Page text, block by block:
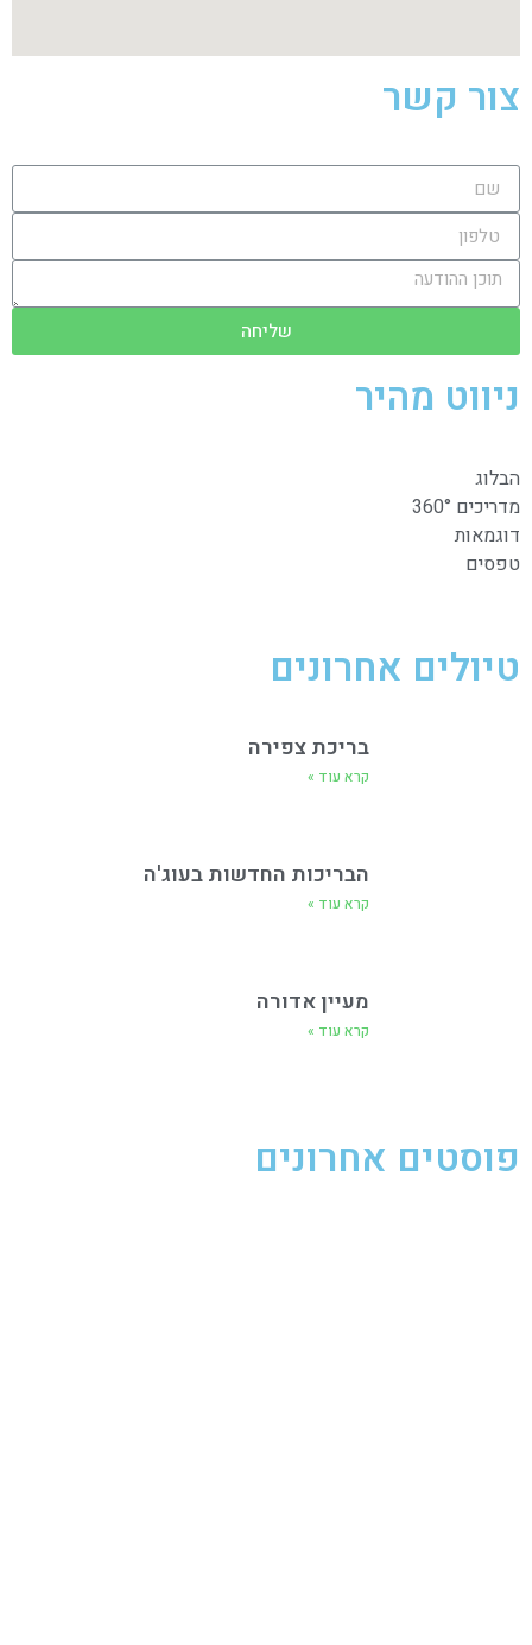
צור קשר
שליחה
ניווט מהיר
הבלוג
מדריכים 360°
דוגמאות
טפסים
טיולים אחרונים
בריכת צפירה
קרא עוד »
הבריכות החדשות בעוג'ה
קרא עוד »
מעיין אדורה
קרא עוד »
פוסטים אחרונים